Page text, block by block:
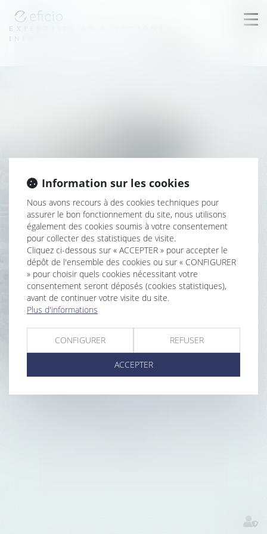
EXPERTISES EN SOLUTIONS
INFORMATIQUES JURIDIQUES
Libérateur
de temps
qualitatif
ÉLECTRONIQUE
DE DOCUMENTS
ET D'EMAILS
Créateur
de travail
optimisé
COMPARAISON
DE DOCUMENTS
ET GESTION
DES MÉTADATAS
Information sur les cookies
Nous avons recours à des cookies techniques pour
assurer le bon fonctionnement du site, nous utilisons
également des cookies soumis à votre consentement
pour collecter des statistiques de visite.
Cliquez ci-dessous sur « ACCEPTER » pour accepter le
dépôt de l'ensemble des cookies ou sur « CONFIGURER
» pour choisir quels cookies nécessitant votre
consentement seront déposés (cookies statistiques),
avant de continuer votre visite du site.
Plus d'informations
CONFIGURER REFUSER
ACCEPTER